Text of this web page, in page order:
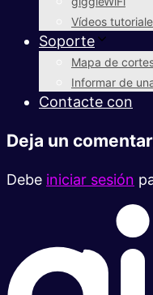
Vídeos
Soporte
Mapa de
Informar de
Contacte con
Deja un
Debe iniciar sesión